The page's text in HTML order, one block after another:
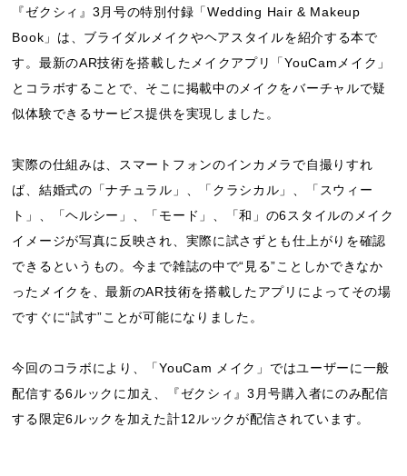
『ゼクシィ』3月号の特別付録「Wedding Hair & Makeup
Book」は、ブライダルメイクやヘアスタイルを紹介する本で
す。最新のAR技術を搭載したメイクアプリ「YouCamメイク」
とコラボすることで、そこに掲載中のメイクをバーチャルで疑
似体験できるサービス提供を実現しました。
実際の仕組みは、スマートフォンのインカメラで自撮りすれ
ば、結婚式の「ナチュラル」、「クラシカル」、「スウィー
ト」、「ヘルシー」、「モード」、「和」の6スタイルのメイク
イメージが写真に反映され、実際に試さずとも仕上がりを確認
できるというもの。今まで雑誌の中で“見る”ことしかできなか
ったメイクを、最新のAR技術を搭載したアプリによってその場
ですぐに“試す”ことが可能になりました。
今回のコラボにより、「YouCam メイク」ではユーザーに一般
配信する6ルックに加え、『ゼクシィ』3月号購入者にのみ配信
する限定6ルックを加えた計12ルックが配信されています。